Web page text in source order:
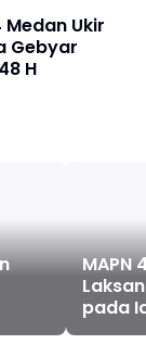
Medan Ukir
Gebyar
H
MAPN
pada